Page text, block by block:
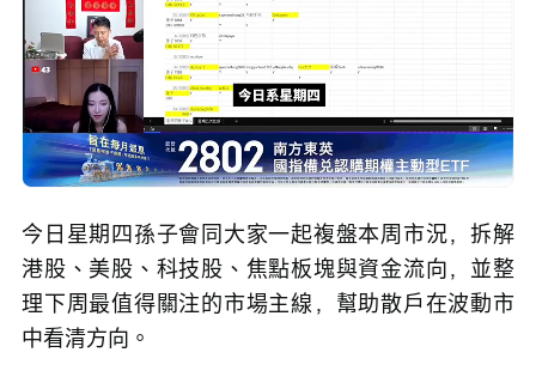
取
消
靜
/
Loaded:
0%
Progress:
0%
播
放
今日星期四孫子會同大家一起複盤本周市況，拆解
港股、美股、科技股、焦點板塊與資金流向，並整
理下周最值得關注的市場主線，幫助散戶在波動市
中看清方向。